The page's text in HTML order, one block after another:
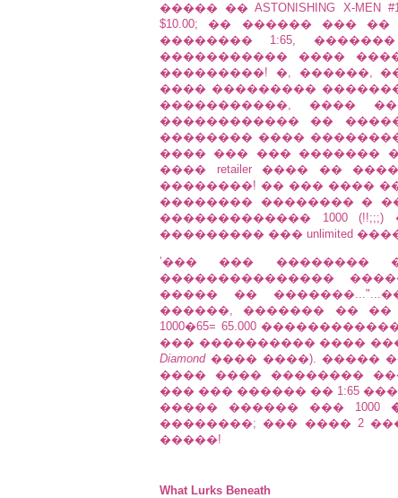
����� �� ASTONISHING X-
$10.00; �� ������ ��� ��
�������� 1:65,
����������� ����
���������! �, ������,
���� ���������
�����������, ����
������������ ��
�������� ����
���� ��� ��� �������
���� retailer ���� ��
��������! �� ��� ����
�������� �������� �
������������� 1000 (!!;;;)
��������� ��� unlimited
ʼ��� ���
���������������
����� ��
������, ������� ��
1000�65= 65.000
��� ���������� ���� �����
Diamond���� ����). �����
���� ���� ��������
��� ��� ������ �� 1:65
����� ������ ��� 1000
��������; ��� ���� 2
�����!
What Lurks Beneath